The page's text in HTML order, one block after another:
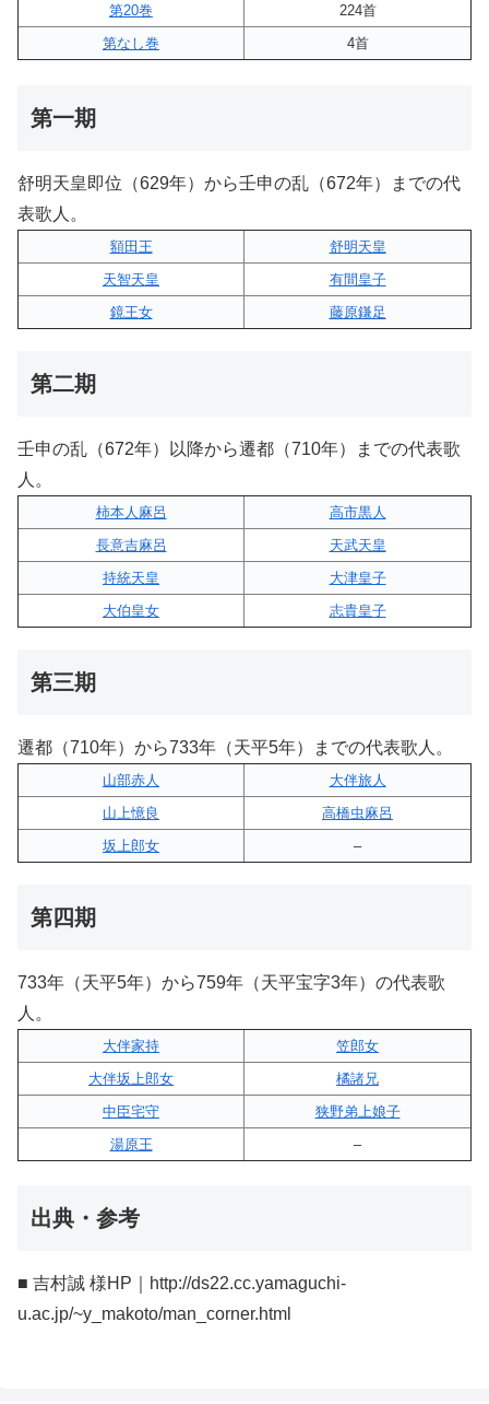
第20巻
224首
第なし巻
4首
第一期
舒明天皇即位（629年）から壬申の乱（672年）までの代
表歌人。
額田王
舒明天皇
天智天皇
有間皇子
鏡王女
藤原鎌足
第二期
壬申の乱（672年）以降から遷都（710年）までの代表歌
人。
柿本人麻呂
高市黒人
長意吉麻呂
天武天皇
持統天皇
大津皇子
大伯皇女
志貴皇子
第三期
遷都（710年）から733年（天平5年）までの代表歌人。
山部赤人
大伴旅人
山上憶良
高橋虫麻呂
坂上郎女
–
第四期
733年（天平5年）から759年（天平宝字3年）の代表歌
人。
大伴家持
笠郎女
大伴坂上郎女
橘諸兄
中臣宅守
狭野弟上娘子
湯原王
–
出典・参考
■ 吉村誠 様HP｜http://ds22.cc.yamaguchi-
u.ac.jp/~y_makoto/man_corner.html